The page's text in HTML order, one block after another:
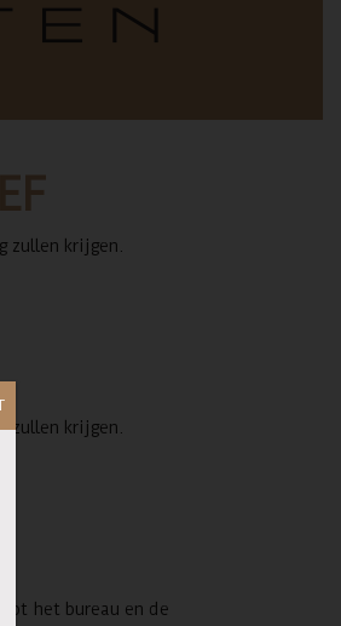
zullen krijgen.
zullen krijgen.
tot het bureau en de